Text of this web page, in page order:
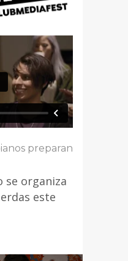
preparan
se organiza
este